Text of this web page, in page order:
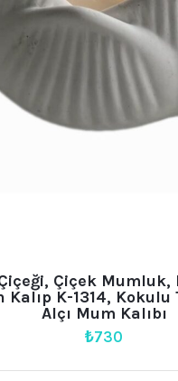
Çiçek Mumluk,
Kalıp K-1314, Kokulu
Alçı Mum Kalıbı
₺730